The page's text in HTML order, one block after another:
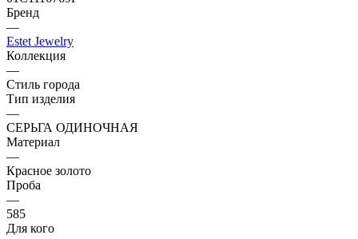
Бренд
—
Estet Jewelry
Коллекция
—
Стиль города
Тип изделия
—
СЕРЬГА ОДИНОЧНАЯ
Материал
—
Красное золото
Проба
—
585
Для кого